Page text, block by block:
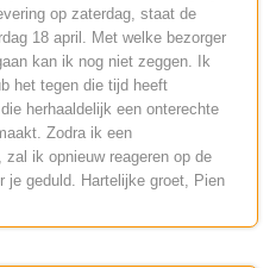
op zaterdag, staat de
18 april. Met welke bezorger
kan ik nog niet zeggen. Ik
het tegen die tijd heeft
herhaaldelijk een onterechte
Zodra ik een
ik opnieuw reageren op de
je geduld. Hartelijke groet, Pien